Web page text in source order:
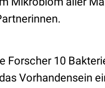
Forscher 10
Vorhandensein